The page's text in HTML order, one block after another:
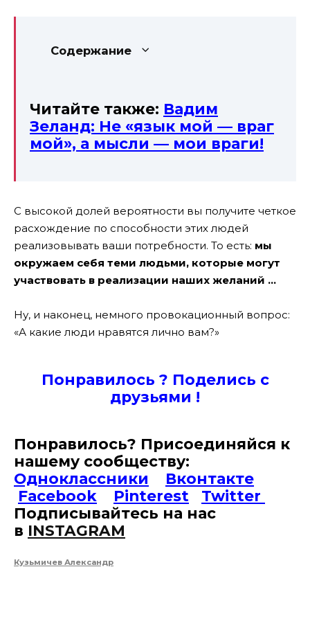
Содержание
Читайте также: Вадим
Зеланд: Не «язык мой — враг
мой», а мысли — мои враги!
С высокой долей вероятности вы получите четкое
расхождение по способности этих людей
реализовывать ваши потребности. То есть: мы
окружаем себя теми людьми, которые могут
участвовать в реализации наших желаний …
Ну, и наконец, немного провокационный вопрос:
«А какие люди нравятся лично вам?»
Понравилось ? Поделись с
друзьями !
Понравилось? Присоединяйся к
нашему сообществу:
Одноклассники
Вконтакте
Facebook
Pinterest
Twitter
Подписывайтесь на наc
в INSTAGRAM
Кузьмичев Александр